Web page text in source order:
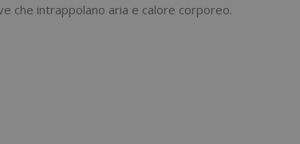
che intrappolano aria e calore corporeo.